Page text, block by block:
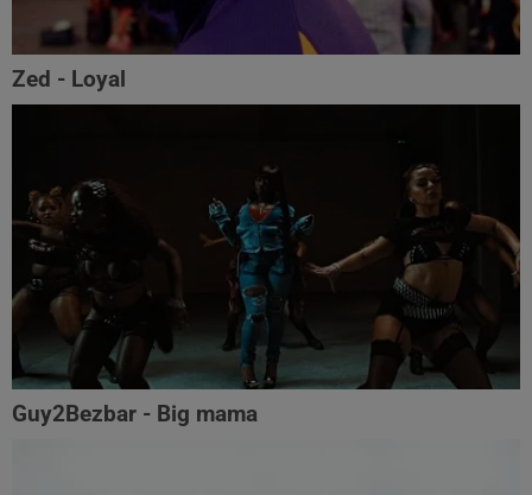
Zed - Loyal
Guy2Bezbar - Big mama